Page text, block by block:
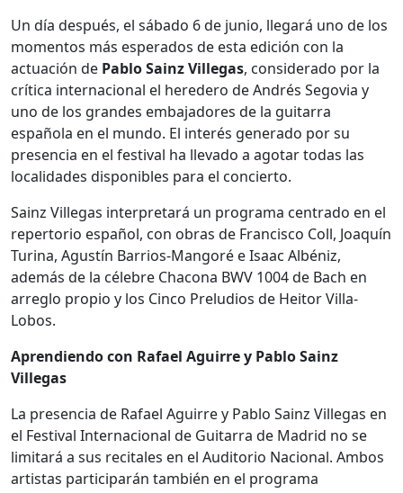
Un día después, el sábado 6 de junio, llegará uno de los
momentos más esperados de esta edición con la
actuación de Pablo Sainz Villegas, considerado por la
crítica internacional el heredero de Andrés Segovia y
uno de los grandes embajadores de la guitarra
española en el mundo. El interés generado por su
presencia en el festival ha llevado a agotar todas las
localidades disponibles para el concierto.
Sainz Villegas interpretará un programa centrado en el
repertorio español, con obras de Francisco Coll, Joaquín
Turina, Agustín Barrios-Mangoré e Isaac Albéniz,
además de la célebre Chacona BWV 1004 de Bach en
arreglo propio y los Cinco Preludios de Heitor Villa-
Lobos.
Aprendiendo con Rafael Aguirre y Pablo Sainz
Villegas
La presencia de Rafael Aguirre y Pablo Sainz Villegas en
el Festival Internacional de Guitarra de Madrid no se
limitará a sus recitales en el Auditorio Nacional. Ambos
artistas participarán también en el programa